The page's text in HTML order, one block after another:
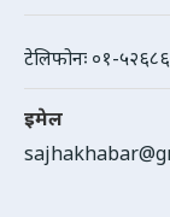
टेलिफोनः ०१-
इमेल